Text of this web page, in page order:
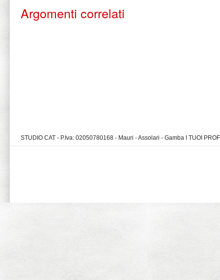
Argomenti correlati
STUDIO CAT - P.Iva: 02050780168 - Mauri - Assolari - Gamba I TUOI